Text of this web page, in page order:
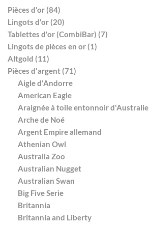
Pièces d'or (84)
Lingots d'or (20)
Tablettes d'or (CombiBar) (7)
Lingots de pièces en or (1)
Altgold (11)
Pièces d'argent (71)
Aigle d'Andorre
American Eagle
Araignée à toile entonnoir d'Australie
Arche de Noé
Argent Empire allemand
Athenian Owl
Australia Zoo
Australian Nugget
Australian Swan
Big Five Serie
Britannia
Britannia and Liberty